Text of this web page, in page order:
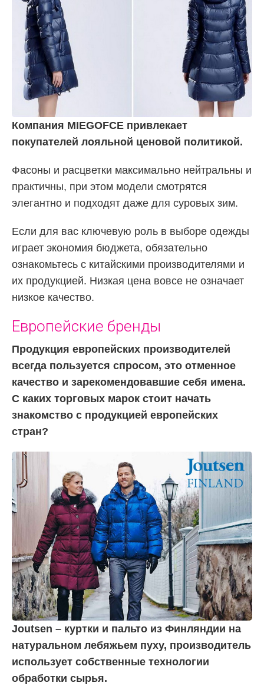
Компания MIEGOFCE привлекает
покупателей лояльной ценовой политикой.
Фасоны и расцветки максимально нейтральны и
практичны, при этом модели смотрятся
элегантно и подходят даже для суровых зим.
Если для вас ключевую роль в выборе одежды
играет экономия бюджета, обязательно
ознакомьтесь с китайскими производителями и
их продукцией. Низкая цена вовсе не означает
низкое качество.
Европейские бренды
Продукция европейских производителей
всегда пользуется спросом, это отменное
качество и зарекомендовавшие себя имена.
С каких торговых марок стоит начать
знакомство с продукцией европейских
стран?
Joutsen – куртки и пальто из Финляндии на
натуральном лебяжьем пуху, производитель
использует собственные технологии
обработки сырья.